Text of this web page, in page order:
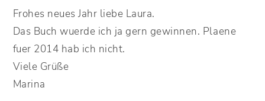
Frohes neues Jahr liebe Laura.
Das Buch wuerde ich ja gern gewinnen. Plaene
fuer 2014 hab ich nicht.
Viele Grüße
Marina